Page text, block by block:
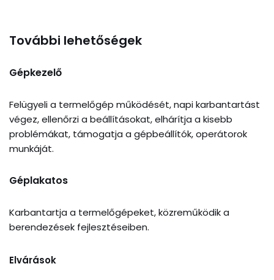
További lehetőségek
Gépkezelő
Felügyeli a termelőgép működését, napi karbantartást
végez, ellenőrzi a beállításokat, elhárítja a kisebb
problémákat, támogatja a gépbeállítók, operátorok
munkáját.
Géplakatos
Karbantartja a termelőgépeket, közreműködik a
berendezések fejlesztéseiben.
Elvárások